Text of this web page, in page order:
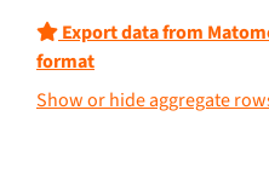
Export data from
format
Show or hide aggregate